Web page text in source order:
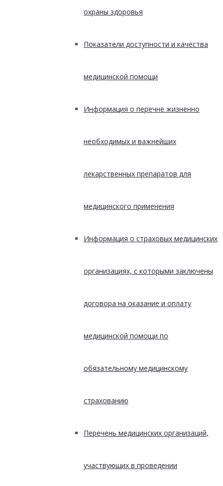
охраны здоровья
Показатели доступности и качества
медицинской помощи
Информация о перечне жизненно
необходимых и важнейших
лекарственных препаратов для
медицинского применения
Информация о страховых медицинских
организациях, с которыми заключены
договора на оказание и оплату
медицинской помощи по
обязательному медицинскому
страхованию
Перечень медицинских организаций,
участвующих в проведении